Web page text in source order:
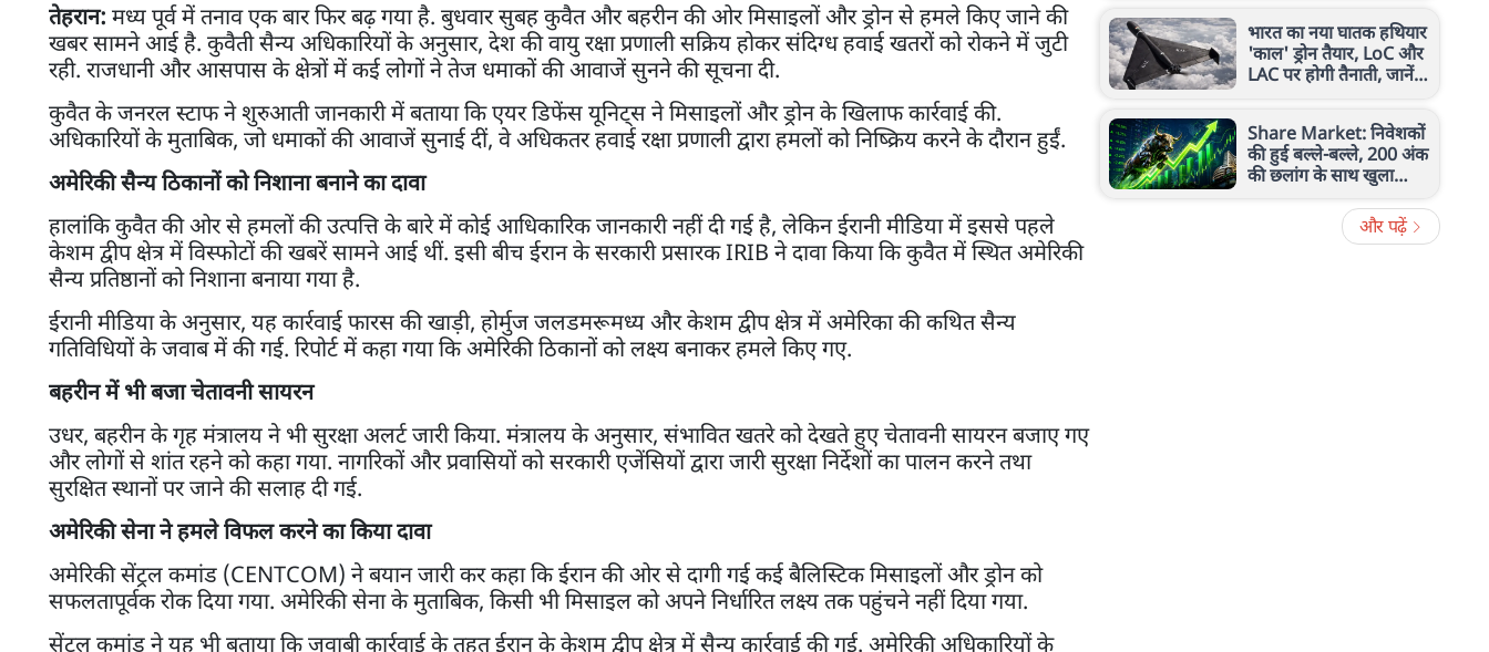
तेहरान: मध्य पूर्व में तनाव एक बार फिर बढ़ गया है. बुधवार सुबह कुवैत और बहरीन की ओर मिसाइलों और ड्रोन से हमले किए जाने की
खबर सामने आई है. कुवैती सैन्य अधिकारियों के अनुसार, देश की वायु रक्षा प्रणाली सक्रिय होकर संदिग्ध हवाई खतरों को रोकने में जुटी
रही. राजधानी और आसपास के क्षेत्रों में कई लोगों ने तेज धमाकों की आवाजें सुनने की सूचना दी.
कुवैत के जनरल स्टाफ ने शुरुआती जानकारी में बताया कि एयर डिफेंस यूनिट्स ने मिसाइलों और ड्रोन के खिलाफ कार्रवाई की.
अधिकारियों के मुताबिक, जो धमाकों की आवाजें सुनाई दीं, वे अधिकतर हवाई रक्षा प्रणाली द्वारा हमलों को निष्क्रिय करने के दौरान हुईं.
अमेरिकी सैन्य ठिकानों को निशाना बनाने का दावा
हालांकि कुवैत की ओर से हमलों की उत्पत्ति के बारे में कोई आधिकारिक जानकारी नहीं दी गई है, लेकिन ईरानी मीडिया में इससे पहले
केशम द्वीप क्षेत्र में विस्फोटों की खबरें सामने आई थीं. इसी बीच ईरान के सरकारी प्रसारक IRIB ने दावा किया कि कुवैत में स्थित अमेरिकी
सैन्य प्रतिष्ठानों को निशाना बनाया गया है.
ईरानी मीडिया के अनुसार, यह कार्रवाई फारस की खाड़ी, होर्मुज जलडमरूमध्य और केशम द्वीप क्षेत्र में अमेरिका की कथित सैन्य
गतिविधियों के जवाब में की गई. रिपोर्ट में कहा गया कि अमेरिकी ठिकानों को लक्ष्य बनाकर हमले किए गए.
बहरीन में भी बजा चेतावनी सायरन
उधर, बहरीन के गृह मंत्रालय ने भी सुरक्षा अलर्ट जारी किया. मंत्रालय के अनुसार, संभावित खतरे को देखते हुए चेतावनी सायरन बजाए गए
और लोगों से शांत रहने को कहा गया. नागरिकों और प्रवासियों को सरकारी एजेंसियों द्वारा जारी सुरक्षा निर्देशों का पालन करने तथा
सुरक्षित स्थानों पर जाने की सलाह दी गई.
अमेरिकी सेना ने हमले विफल करने का किया दावा
अमेरिकी सेंट्रल कमांड (CENTCOM) ने बयान जारी कर कहा कि ईरान की ओर से दागी गई कई बैलिस्टिक मिसाइलों और ड्रोन को
सफलतापूर्वक रोक दिया गया. अमेरिकी सेना के मुताबिक, किसी भी मिसाइल को अपने निर्धारित लक्ष्य तक पहुंचने नहीं दिया गया.
सेंट्रल कमांड ने यह भी बताया कि जवाबी कार्रवाई के तहत ईरान के केशम द्वीप क्षेत्र में सैन्य कार्रवाई की गई. अमेरिकी अधिकारियों के
भारत का नया घातक हथियार
'काल' ड्रोन तैयार, LoC और
LAC पर होगी तैनाती, जानें
Share Market: निवेशकों
की हुई बल्ले-बल्ले, 200 अंक
की छलांग के साथ खुला
और पढ़ें